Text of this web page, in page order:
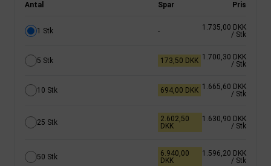
Antal Spar Pris
1 Stk -
1.735,00 DKK
/ Stk
5 Stk 173,50 DKK 1.700,30 DKK
/ Stk
10 Stk 694,00 DKK 1.665,60 DKK
/ Stk
25 Stk
2.602,50
DKK
1.630,90 DKK
/ Stk
50 Stk
6.940,00
DKK
1.596,20 DKK
/ Stk